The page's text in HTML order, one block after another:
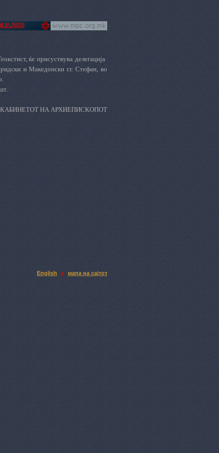
ќе присуствува делегација
и Македонски г.г. Стефан, во
НА АРХИЕПИСКОПОТ
English мапа на сајтот